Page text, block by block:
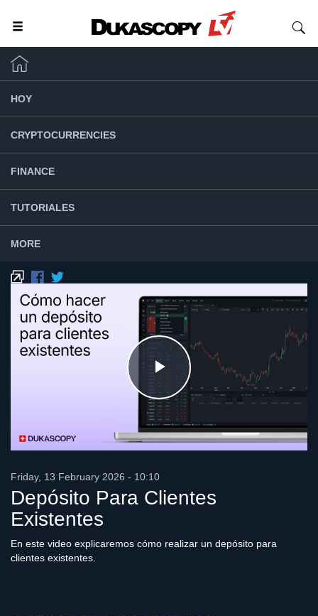
HOY
CRYPTOCURRENCIES
FINANCE
TUTORIALES
MORE
Play
Video
Depósito Para Clientes
Existentes
En este video explicaremos cómo realizar un depósito para
clientes existentes.
Friday, 13 February 2026 - 10:10